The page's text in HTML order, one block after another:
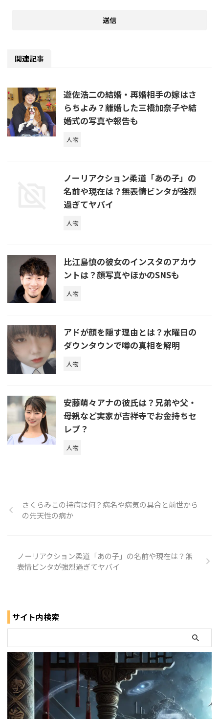
関連記事
遊佐浩二の結婚・再婚相手の嫁はさ
らちよみ？離婚した三橋加奈子や結
婚式の写真や報告も
人物
ノーリアクション柔道「あの子」の
名前や現在は？無表情ビンタが強烈
過ぎてヤバイ
人物
比江島慎の彼女のインスタのアカウ
ントは？顔写真やほかのSNSも
人物
アドが顔を隠す理由とは？水曜日の
ダウンタウンで噂の真相を解明
人物
安藤萌々アナの彼氏は？兄弟や父・
母親など実家が吉祥寺でお金持ちセ
レブ？
人物
さくらみこの持病は何？病名や病気の具合と前世から
の先天性の病か
ノーリアクション柔道「あの子」の名前や現在は？無
表情ビンタが強烈過ぎてヤバイ
サイト内検索